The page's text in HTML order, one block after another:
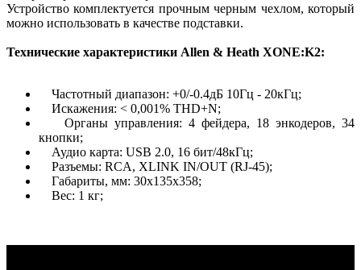
Устройство комплектуется прочным черным чехлом, который
можно использовать в качестве подставки.
Технические характеристики Allen & Heath XONE:K2:
Частотный диапазон: +0/-0.4дБ 10Гц - 20кГц;
Искажения: < 0,001% THD+N;
Органы управления: 4 фейдера, 18 энкодеров, 34
кнопки;
Аудио карта: USB 2.0, 16 бит/48кГц;
Разъемы: RCA, XLINK IN/OUT (RJ-45);
Габариты, мм: 30х135х358;
Вес: 1 кг;